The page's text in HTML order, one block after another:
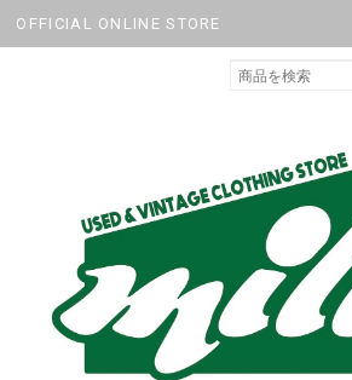
OFFICIAL ONLINE STORE